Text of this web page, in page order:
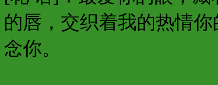
的唇，交织着我的热情
念你。